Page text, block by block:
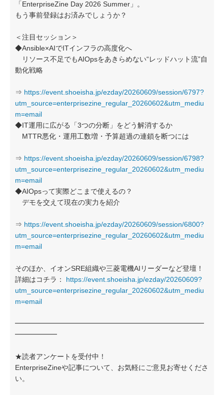
「EnterpriseZine Day 2026 Summer」。
もう事前登録はお済みでしょうか？
＜注目セッション＞
◆Ansible×AIでITインフラの高度化へ
リソース不足でもAIOpsをあきらめない“レッドハット流”自
動化戦略
⇒ https://event.shoeisha.jp/ezday/20260609/session/6797?
utm_source=enterprisezine_regular_20260602&utm_mediu
m=email
◆IT運用に広がる「3つの分断」をどう解消するか
MTTR悪化・運用工数増・予算超過の連鎖を断つには
⇒ https://event.shoeisha.jp/ezday/20260609/session/6798?
utm_source=enterprisezine_regular_20260602&utm_mediu
m=email
◆AIOpsって実際どこまで使えるの？
デモを交えて現在の実力を紹介
⇒ https://event.shoeisha.jp/ezday/20260609/session/6800?
utm_source=enterprisezine_regular_20260602&utm_mediu
m=email
そのほか、イオンSRE組織や三菱電機AIリーダーなど登壇！
詳細はコチラ： https://event.shoeisha.jp/ezday/20260609?
utm_source=enterprisezine_regular_20260602&utm_mediu
m=email
━━━━━━━━━━━━━━━━━━━━━━━━━━━
━━━━━━
★読者アンケートを受付中！
EnterpriseZineや記事について、お気軽にご意見お寄せくださ
い。